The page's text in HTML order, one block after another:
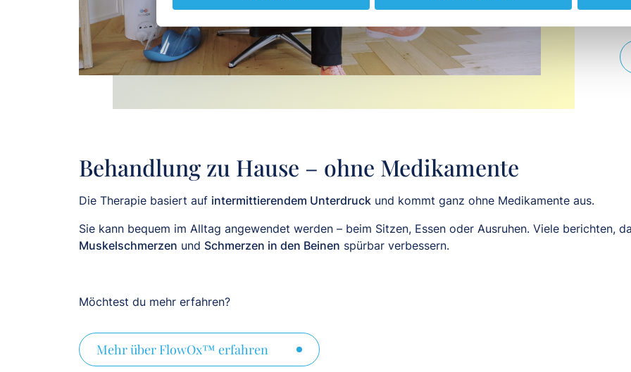
Behandlung zu Hause – ohne Medikamente
Die Therapie basiert auf intermittierendem Unterdruck und kommt ganz ohne Medikamente aus.
Sie kann bequem im Alltag angewendet werden – beim Sitzen, Essen oder Ausruhen. Viele berichten,
Muskelschmerzen und Schmerzen in den Beinen spürbar verbessern.
Möchtest du mehr erfahren?
Mehr über FlowOx™ erfahren